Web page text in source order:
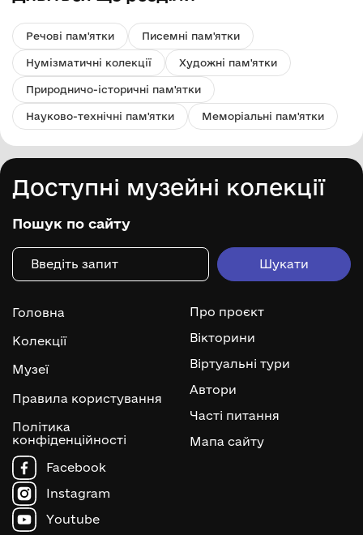
Речові пам'ятки Писемні пам'ятки
Нумізматичні колекції Художні пам'ятки
Природничо-історичні пам'ятки
Науково-технічні пам'ятки Меморіальні пам'ятки
Доступні музейні колекції
Пошук по сайту
Головна
Колекції
Музеї
Правила користування
Політика
конфіденційності
Про проєкт
Вікторини
Віртуальні тури
Автори
Часті питання
Мапа сайту
Facebook
Instagram
Youtube